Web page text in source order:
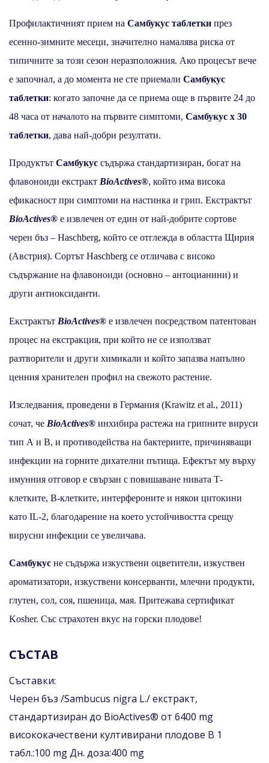
Профилактичният прием на Самбукус таблетки през
есенно-зимните месеци, значително намалява риска от
типичните за този сезон неразположния. Ако процесът вече
е започнал, а до момента не сте приемали Самбукус
таблетки: когато започне да се приема още в първите 24 до
48 часа от началото на първите симптоми, Самбукус x 30
таблетки, дава най-добри резултати.
Продуктът Самбукус съдържа стандартизиран, богат на
флавоноиди екстракт BioActives®, който има висока
ефикасност при симптоми на настинка и грип. Екстрактът
BioActives® е извлечен от един от най-добрите сортове
черен бъз – Haschberg, който се отглежда в областта Щирия
(Австрия). Сортът Haschberg се отличава с високо
съдържание на флавоноиди (основно – антоцианини) и
други антиоксиданти.
Екстрактът BioActives® е извлечен посредством патентован
процес на екстракция, при който не се използват
разтворители и други химикали и който запазва напълно
ценния хранителен профил на свежото растение.
Изследвания, проведени в Германия (Krawitz et al., 2011)
сочат, че BioActives® инхибира растежа на грипните вируси
тип А и В, и противодейства на бактериите, причиняващи
инфекции на горните дихателни пътища. Ефектът му върху
имунния отговор е свързан с повишаване нивата Т-
клетките, В-клетките, интерфероните и някои цитокини
като IL-2, благодарение на което устойчивостта срещу
вирусни инфекции се увеличава.
Самбукус не съдържа изкуствени оцветители, изкуствен
ароматизатори, изкуствени консерванти, млечни продукти,
глутен, сол, соя, пшеница, мая. Притежава сертификат
Kosher. Със страхотен вкус на горски плодове!
СЪСТАВ
Съставки:
Черен бъз /Sambucus nigra L./ екстракт,
стандартизиран до BioActives® от 6400 mg
висококачествени култивирани плодовe В 1
табл.:100 mg Дн. доза:400 mg